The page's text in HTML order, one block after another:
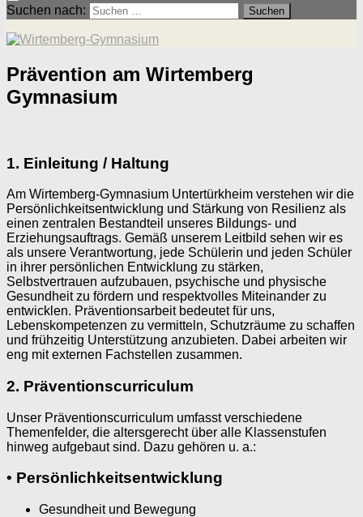
Suchen nach:
Prävention am Wirtemberg
Gymnasium
1. Einleitung / Haltung
Am Wirtemberg-Gymnasium Untertürkheim verstehen wir die
Persönlichkeitsentwicklung und Stärkung von Resilienz als
einen zentralen Bestandteil unseres Bildungs- und
Erziehungsauftrags. Gemäß unserem Leitbild sehen wir es
als unsere Verantwortung, jede Schülerin und jeden Schüler
in ihrer persönlichen Entwicklung zu stärken,
Selbstvertrauen aufzubauen, psychische und physische
Gesundheit zu fördern und respektvolles Miteinander zu
entwicklen. Präventionsarbeit bedeutet für uns,
Lebenskompetenzen zu vermitteln, Schutzräume zu schaffen
und frühzeitig Unterstützung anzubieten. Dabei arbeiten wir
eng mit externen Fachstellen zusammen.
2. Präventionscurriculum
Unser Präventionscurriculum umfasst verschiedene
Themenfelder, die altersgerecht über alle Klassenstufen
hinweg aufgebaut sind. Dazu gehören u. a.:
• Persönlichkeitsentwicklung
Gesundheit und Bewegung